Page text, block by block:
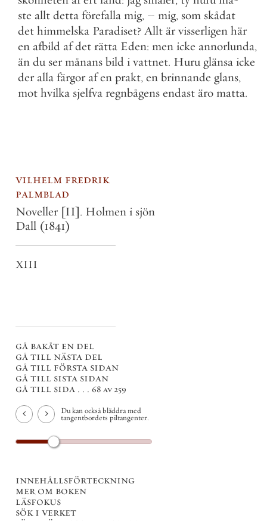
ste allt detta förefalla mig, – mig, som skådat
det himmelska Paradiset? Allt är visserligen här
en afbild af det rätta Eden: men icke annorlunda,
än du ser månans bild i vattnet. Huru glänsa icke
der alla färgor af en prakt, en brinnande glans,
mot hvilka sjelfva regnbågens endast äro matta.
vilhelm fredrik
palmblad
Noveller [II]. Holmen i sjön
Dall (1841)
XIII
gå bakåt en del
gå till nästa del
gå till första sidan
gå till sista sidan
gå till sida . . . 68 av 259
Du kan också bläddra med
tangentbordets piltangenter.
innehållsförteckning
mer om boken
läsfokus
sök i verket